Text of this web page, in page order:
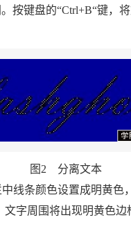
按键盘的“Ctrl+B“键，
图2 分离文本
条颜色设置成明黄色
字周围将出现明黄色边